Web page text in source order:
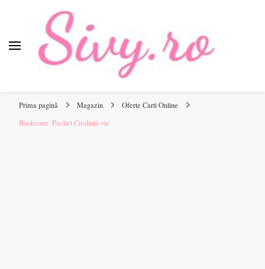
online pentru tine.
Prima pagină Magazin
Oferte Carti Online
Bookzone: Pachet Credință vie